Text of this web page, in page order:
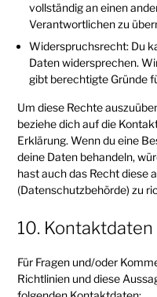
vollständig an einen
Verantwortlichen zu
Widerspruchsrecht: Du
Daten widersprechen.
gibt berechtigte Gründe
Um diese Rechte
beziehe dich auf die
Erklärung. Wenn du eine
deine Daten behandeln,
hast auch das Recht diese
(Datenschutzbehörde) zu
10. Kontaktdaten
Für Fragen und/oder
Richtlinien und diese